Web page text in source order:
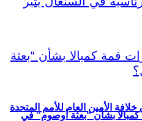
الأمين العام للأمم المتحدة
بشأن “بعثة أوصوم” في